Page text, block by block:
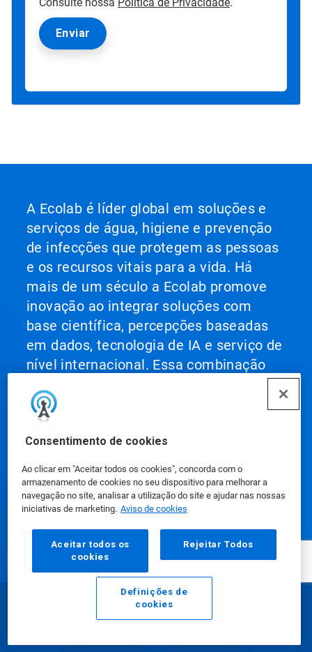
Consentimento de cookies
Ao clicar em "Aceitar todos os cookies", concorda com o
armazenamento de cookies no seu dispositivo para melhorar a
navegação no site, analisar a utilização do site e ajudar nas nossas
iniciativas de marketing. Aviso de cookies
Aceitar todos os
cookies
Rejeitar Todos
Definições de
cookies
A Ecolab é líder global em soluções e
serviços de água, higiene e prevenção
de infecções que protegem as pessoas
e os recursos vitais para a vida. Há
mais de um século a Ecolab promove
inovação ao integrar soluções com
base científica, percepções baseadas
em dados, tecnologia de IA e serviço de
nível internacional. Essa combinação
exclusiva permite que a Ecolab se torne
parceira dos clientes para definir o que
é ser o melhor da categoria e
implementar essas soluções em suas
operações, ajudando-os a alcançar o
melhor desempenho.
Nossos produtos
Notícias
E-mail Ligar